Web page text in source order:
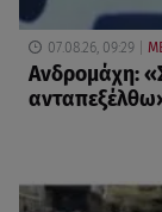
07.08.26, 09:29
Ανδρομάχη: